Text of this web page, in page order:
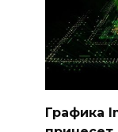
Графика